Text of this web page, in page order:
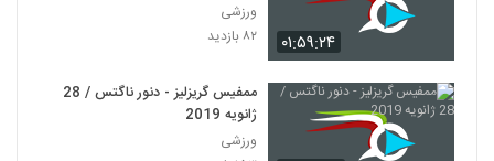
۰۱:۵۹:۲۴
ورزشی
۸۲ بازدید
ممفیس گریزلیز - دنور ناگتس / 28
ژانویه 2019
ورزشی